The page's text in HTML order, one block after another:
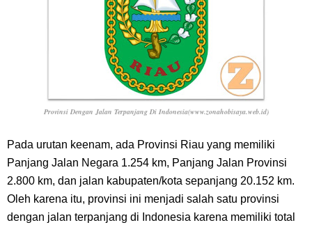
Provinsi Dengan Jalan Terpanjang Di Indonesia(www.zonahobisaya.web.id)
Pada urutan keenam, ada Provinsi Riau yang memiliki
Panjang Jalan Negara 1.254 km, Panjang Jalan Provinsi
2.800 km, dan jalan kabupaten/kota sepanjang 20.152 km.
Oleh karena itu, provinsi ini menjadi salah satu provinsi
dengan jalan terpanjang di Indonesia karena memiliki total